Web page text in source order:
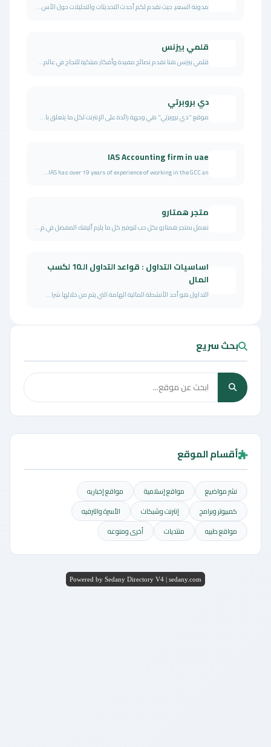
مدونة السعر، حيث نقدم لكم أحدث التحديثات والتحليلات حول الأس...
قلمي بيزنس
قلمي بيزنس هنا نقدم نصائح مفيدة وأفكار مبتكرة للنجاح في عالم...
دي بروبرتي
موقع "دي بروبرتي" هي وجهة رائدة على الإنترنت لكل ما يتعلق با...
IAS Accounting firm in uae
IAS has over 19 years of experience of working in the GCC an...
متجر همتارو
نعمل بمتجر همتارو بكل حب لتوفير كل ما يلزم أليفك المفضل في م...
اساسيات التداول : قواعد التداول الـ10 لكسب
المال
التداول هو أحد الأنشطة المالية الهامة التي يتم من خلالها شرا...
بحث سريع
أقسام الموقع
نشر مواضيع مواقع إسلامية
مواقع إخباريه
كمبيوتر وبرامج
إنترنت وشبكات
الأسرة والترفيه
مواقع طبيه
منتديات أخرى ومنوعه
Powered by Sedany Directory V4 | sedany.com